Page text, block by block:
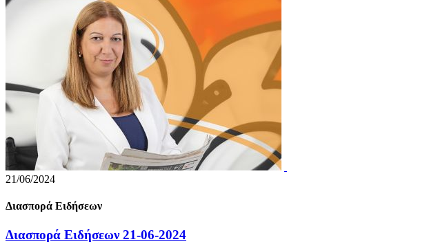
21/06/2024
Διασπορά Ειδήσεων
Διασπορά Ειδήσεων 21-06-2024